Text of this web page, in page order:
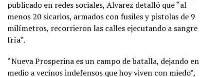
publicado en redes sociales, Alvarez detalló que “al
menos 20 sicarios, armados con fusiles y pistolas de 9
milímetros, recorrieron las calles ejecutando a sangre
fría”.
“Nueva Prosperina es un campo de batalla, dejando en
medio a vecinos indefensos que hoy viven con miedo”,